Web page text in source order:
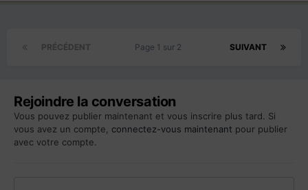
PRÉCÉDENT SUIVANT
Page 1 sur 2
Rejoindre la conversation
Vous pouvez publier maintenant et vous inscrire plus tard. Si
vous avez un compte, connectez-vous maintenant pour publier
avec votre compte.